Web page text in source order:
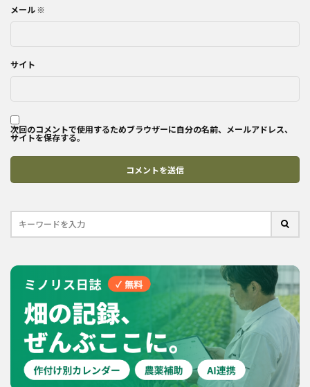
メール ※
サイト
次回のコメントで使用するためブラウザーに自分の名前、メールアドレス、
サイトを保存する。